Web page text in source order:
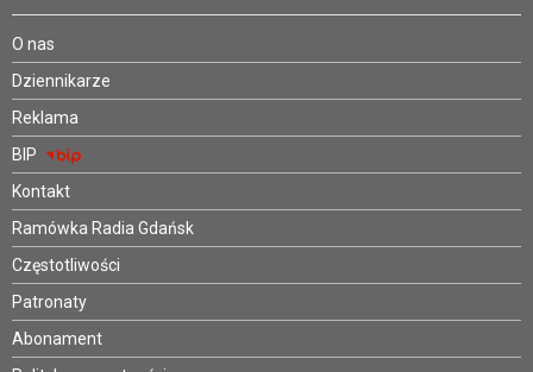
O nas
Dziennikarze
Reklama
BIP
Kontakt
Ramówka Radia Gdańsk
Częstotliwości
Patronaty
Abonament